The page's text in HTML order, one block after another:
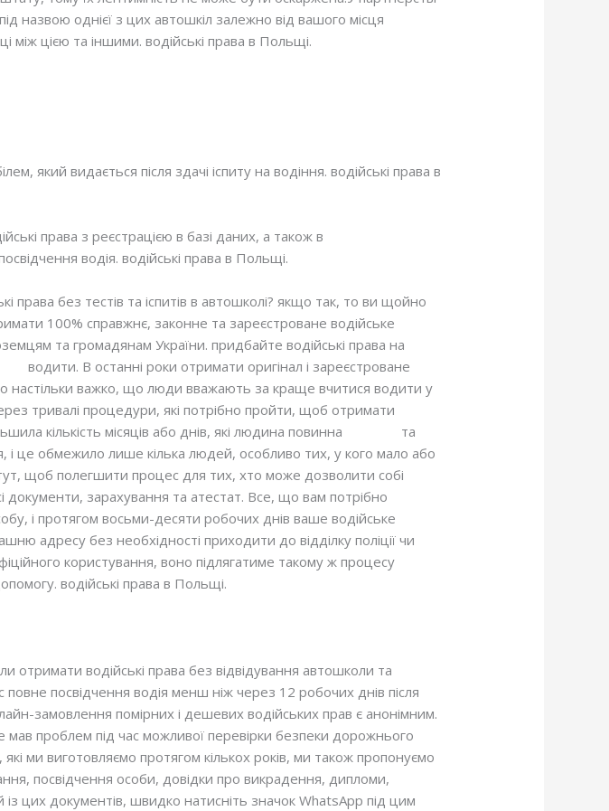
назвою однієї з цих автошкіл залежно від вашого місця
цією та іншими. водійські права в Польщі.
який видається після здачі іспиту на водіння. водійські права в
права з реєстрацією в базі даних, а також в
водія. водійські права в Польщі.
права без тестів та іспитів в автошколі? якщо так, то ви щойно
100% справжнє, законне та зареєстроване водійське
та громадянам України. придбайте водійські права на
водити. В останні роки отримати оригінал і зареєстроване
настільки важко, що люди вважають за краще вчитися водити у
тривалі процедури, які потрібно пройти, щоб отримати
кількість місяців або днів, які людина повинна
та
і це обмежило лише кілька людей, особливо тих, у кого мало або
щоб полегшити процес для тих, хто може дозволити собі
документи, зарахування та атестат. Все, що вам потрібно
і протягом восьми-десяти робочих днів ваше водійське
адресу без необхідності приходити до відділку поліції чи
користування, воно підлягатиме такому ж процесу
водійські права в Польщі.
водійські права без відвідування автошколи та
посвідчення водія менш ніж через 12 робочих днів після
замовлення помірних і дешевих водійських прав є анонімним.
проблем під час можливої перевірки безпеки дорожнього
ми виготовляємо протягом кількох років, ми також пропонуємо
посвідчення особи, довідки про викрадення, дипломи,
цих документів, швидко натисніть значок WhatsApp під цим